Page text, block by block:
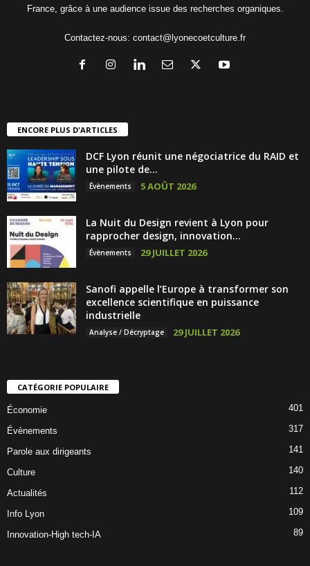
France, grâce à une audience issue des recherches organiques.
Contactez-nous: contact@lyonecoetculture.fr
ENCORE PLUS D'ARTICLES
DCF Lyon réunit une négociatrice du RAID et
une pilote de...
Évènements 5 AOÛT 2026
La Nuit du Design revient à Lyon pour
rapprocher design, innovation...
Évènements 29 JUILLET 2026
Sanofi appelle l’Europe à transformer son
excellence scientifique en puissance
industrielle
Analyse / Décryptage 29 JUILLET 2026
CATÉGORIE POPULAIRE
Économie 401
Évènements 317
Parole aux dirigeants 141
Culture 140
Actualités 112
Info Lyon 109
Innovation-High tech-IA 89